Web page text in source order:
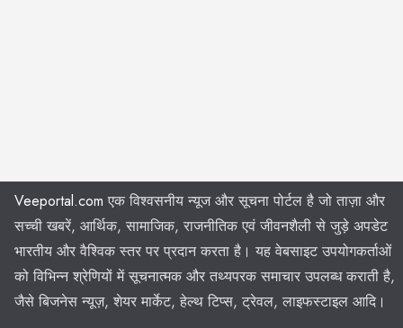
Veeportal.com एक विश्वसनीय न्यूज और सूचना पोर्टल है जो ताज़ा और
सच्ची खबरें, आर्थिक, सामाजिक, राजनीतिक एवं जीवनशैली से जुड़े अपडेट
भारतीय और वैश्विक स्तर पर प्रदान करता है। यह वेबसाइट उपयोगकर्ताओं
को विभिन्न श्रेणियों में सूचनात्मक और तथ्यपरक समाचार उपलब्ध कराती है,
जैसे बिजनेस न्यूज़, शेयर मार्केट, हेल्थ टिप्स, ट्रेवल, लाइफस्टाइल आदि।